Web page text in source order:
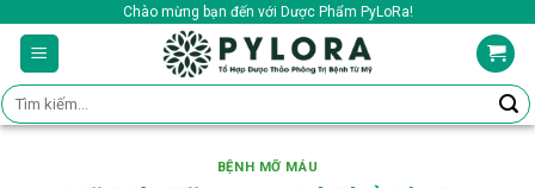
content
Chào mừng bạn đến với Dược Phẩm PyLoRa!
Tìm
kiếm:
BỆNH MỠ MÁU